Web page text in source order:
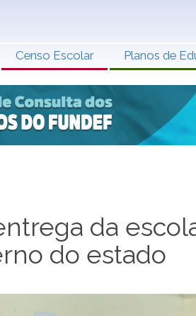
Censo Escolar Planos de
da
do estado